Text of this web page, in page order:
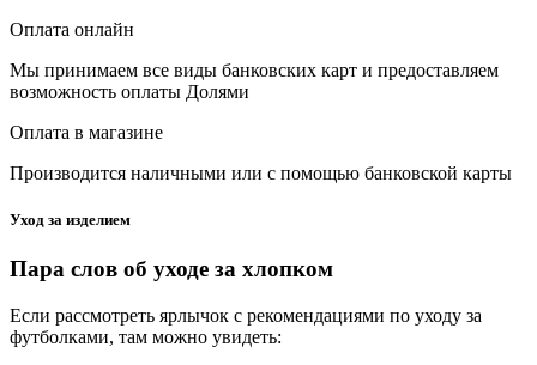
Оплата онлайн
Мы принимаем все виды банковских карт и предоставляем
возможность оплаты Долями
Оплата в магазине
Производится наличными или с помощью банковской карты
Уход за изделием
Пара слов об уходе за хлопком
Если рассмотреть ярлычок с рекомендациями по уходу за
футболками, там можно увидеть: